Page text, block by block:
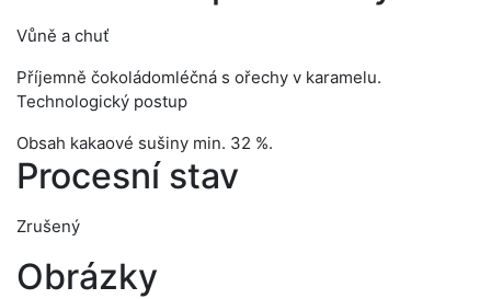
Vůně a chuť
Příjemně čokoládomléčná s ořechy v karamelu.
Technologický postup
Obsah kakaové sušiny min. 32 %.
Procesní stav
Zrušený
Obrázky